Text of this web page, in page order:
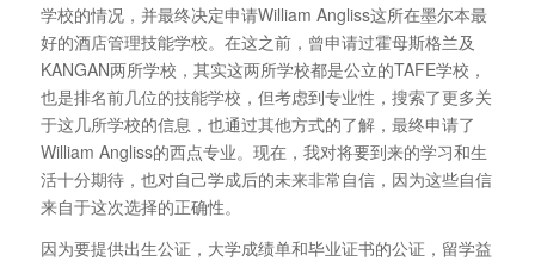
学校的情况，并最终决定申请William Angliss这所在墨尔本最
好的酒店管理技能学校。在这之前，曾申请过霍母斯格兰及
KANGAN两所学校，其实这两所学校都是公立的TAFE学校，
也是排名前几位的技能学校，但考虑到专业性，搜索了更多关
于这几所学校的信息，也通过其他方式的了解，最终申请了
William Angliss的西点专业。现在，我对将要到来的学习和生
活十分期待，也对自己学成后的未来非常自信，因为这些自信
来自于这次选择的正确性。
因为要提供出生公证，大学成绩单和毕业证书的公证，留学益